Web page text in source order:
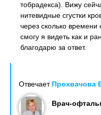
тобрадекса). Вижу
нитевидные сгустки
через сколько времени
смогу я видеть как и
благодарю за ответ.
Отвечает Прохвачова
Врач-